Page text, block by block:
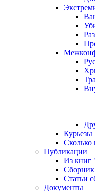
Курьезы
Публикации
Из книг
Сборник
Статьи
Документы